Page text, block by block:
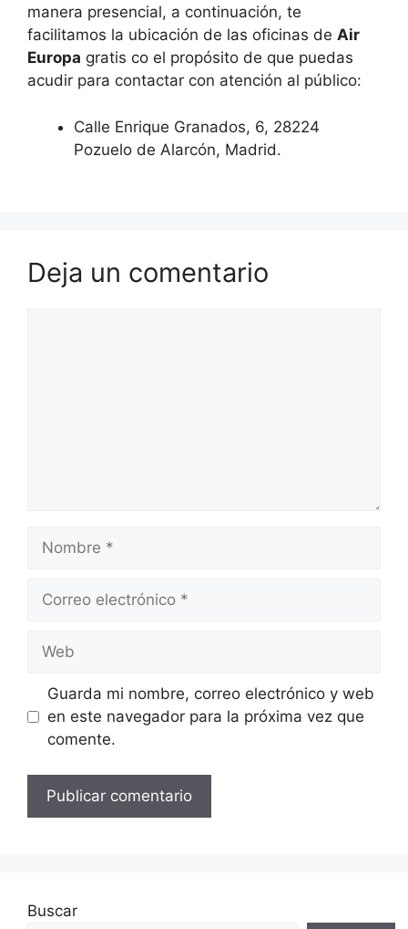
manera presencial, a continuación, te
facilitamos la ubicación de las oficinas de Air
Europa gratis co el propósito de que puedas
acudir para contactar con atención al público:
Calle Enrique Granados, 6, 28224
Pozuelo de Alarcón, Madrid.
Deja un comentario
Nombre
Correo
Web
Guarda mi nombre, correo electrónico y web
en este navegador para la próxima vez que
comente.
Buscar